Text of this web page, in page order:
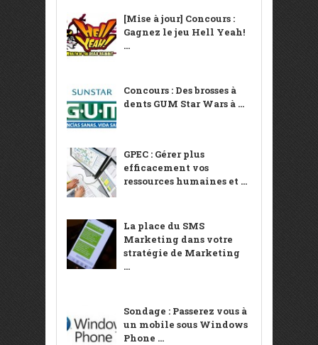
[Mise à jour] Concours :
Gagnez le jeu Hell Yeah!
...
Concours : Des brosses à
dents GUM Star Wars à ...
GPEC : Gérer plus
efficacement vos
ressources humaines et ...
La place du SMS
Marketing dans votre
stratégie de Marketing
...
Sondage : Passerez vous à
un mobile sous Windows
Phone ...